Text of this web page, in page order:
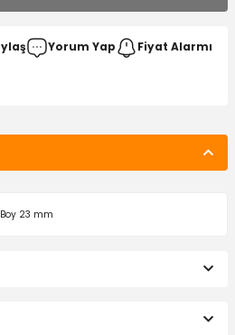
Yorum Yap Fiyat Alarmı
23 mm